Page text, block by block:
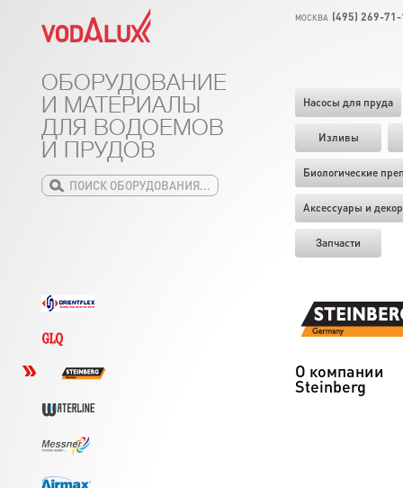
МОСКВА (495) 269-
Насосы для пруда
Изливы
Биологические
Аксессуары и декор
Запчасти
ОБОРУДОВАНИЕ
И МАТЕРИАЛЫ
ДЛЯ ВОДОЕМОВ
И ПРУДОВ
О компании
Steinberg